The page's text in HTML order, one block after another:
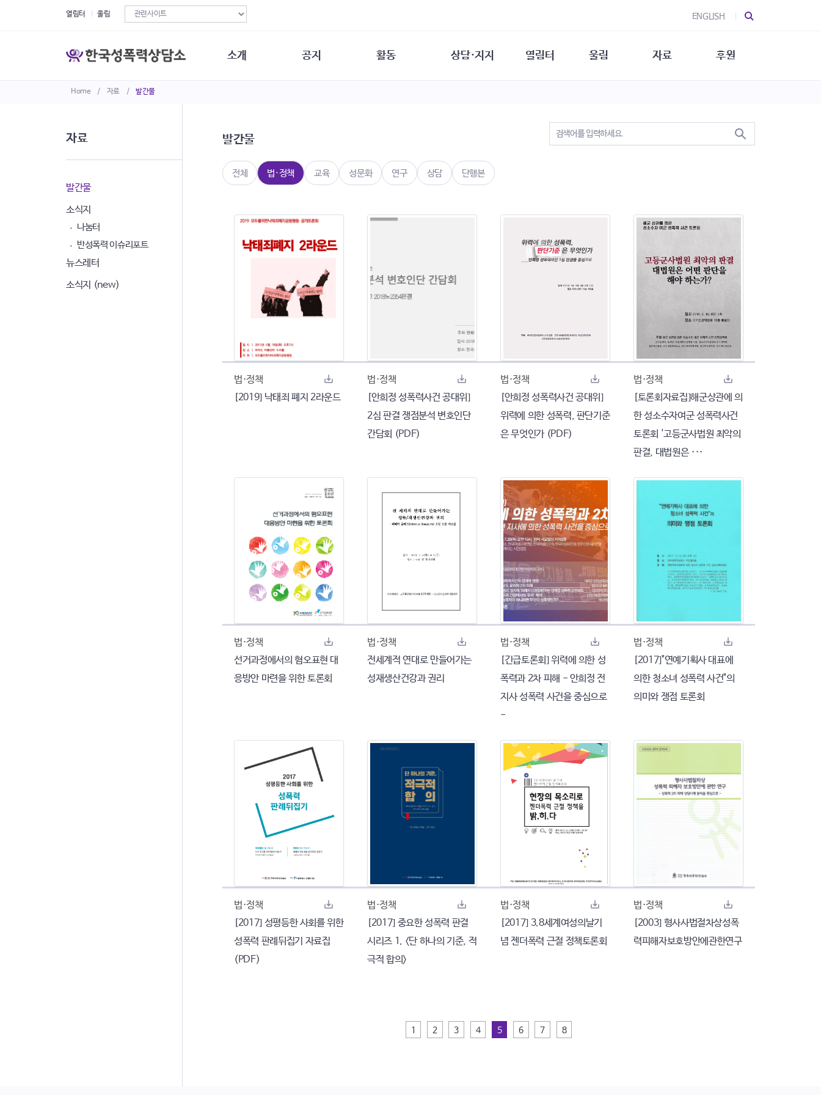
Home / 자료 / 발간물
열림터 울림 ENGLISH
소개
오시는길
정관·규정·약속
비전선언문
공지 활동
생존자 역량강화
여성·인권·국제연대
상담·지지
함께 고민하기
상담 통계
열림터 울림 자료
뉴스레터
후원
자료
발간물
소식지
나눔터
반성폭력 이슈리포트
뉴스레터
소식지 (new)
발간물
전체 법·정책 교육 성문화 연구 상담 단행본
법·정책
[2019] 낙태죄 폐지 2라운드
법·정책
[안희정 성폭력사건 공대위]
2심 판결 쟁점분석 변호인단
간담회 (PDF)
법·정책
[안희정 성폭력사건 공대위]
위력에 의한 성폭력, 판단기준
은 무엇인가 (PDF)
법·정책
[토론회자료집]해군상관에 의
한 성소수자여군 성폭력사건
토론회 '고등군사법원 최악의
판결, 대법원은 ···
법·정책
선거과정에서의 혐오표현 대
응방안 마련을 위한 토론회
법·정책
전세계적 연대로 만들어가는
성재생산건강과 권리
법·정책
[긴급토론회] 위력에 의한 성
폭력과 2차 피해 - 안희정 전
지사 성폭력 사건을 중심으로
-
법·정책
[2017]"연예기획사 대표에
의한 청소녀 성폭력 사건"의
의미와 쟁점 토론회
법·정책
[2017] 성평등한 사회를 위한
성폭력 판례뒤집기 자료집
(PDF)
법·정책
[2017] 중요한 성폭력 판결
시리즈 1. <단 하나의 기준, 적
극적 합의>
법·정책
[2017] 3.8세계여성의날기
념 젠더폭력 근절 정책토론회
법·정책
[2003] 형사사법절차상성폭
력피해자보호방안에관한연구
1 2 3 4 5 6 7 8